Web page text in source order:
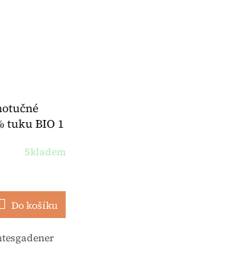
tuku BIO 1
Skladem
Do košíku